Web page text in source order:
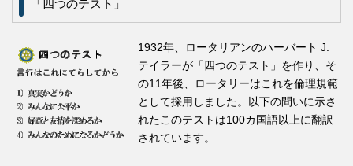
「四つのテスト」
1932年、ロータリアンのハーバート J.
テイラーが「四つのテスト」を作り、そ
の11年後、ロータリーはこれを倫理規範
として採用しました。以下の問いに示さ
れたこのテストは100カ国語以上に翻訳
されています。